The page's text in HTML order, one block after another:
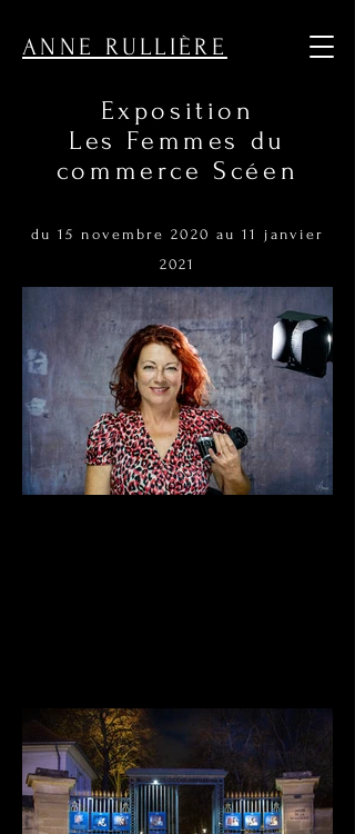
ANNE RULLIÈRE
Exposition
Les Femmes du
commerce Scéen
du 15 novembre 2020 au 11 janvier
2021